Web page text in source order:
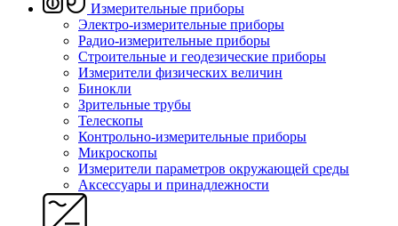
Измерительные приборы
Электро-измерительные приборы
Радио-измерительные приборы
Строительные и геодезические приборы
Измерители физических величин
Бинокли
Зрительные трубы
Телескопы
Контрольно-измерительные приборы
Микроскопы
Измерители параметров окружающей среды
Аксессуары и принадлежности